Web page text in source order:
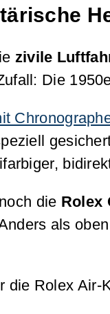
zivile
Die
die Rolex
als
die Rolex